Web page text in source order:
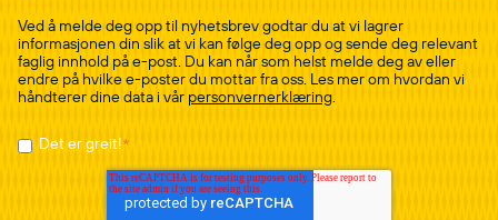
Ved å melde deg opp til nyhetsbrev godtar du at vi lagrer
informasjonen din slik at vi kan følge deg opp og sende deg relevant
faglig innhold på e-post. Du kan når som helst melde deg av eller
endre på hvilke e-poster du mottar fra oss. Les mer om hvordan vi
håndterer dine data i vår personvernerklæring.
Det er greit!*